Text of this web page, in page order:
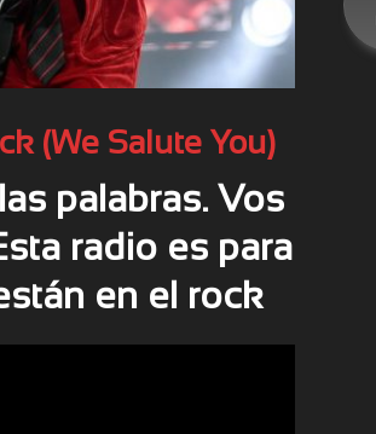
(We Salute You)
palabras. Vos
radio es para
en el rock